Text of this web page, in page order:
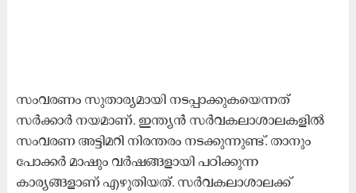
സംവരണം സുതാര്യമായി നടപ്പാക്കുകയെന്നത്
സർക്കാർ നയമാണ്. ഇന്ത്യൻ സർവകലാശാലകളിൽ
സംവരണ അട്ടിമറി നിരന്തരം നടക്കുന്നുണ്ട്. താനും
പോക്കർ മാഷും വർഷങ്ങളായി പഠിക്കുന്ന
കാര്യങ്ങളാണ് എഴുതിയത്. സർവകലാശാലക്ക്